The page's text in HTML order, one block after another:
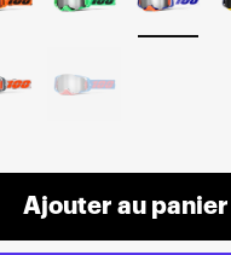
Ajouter au panier